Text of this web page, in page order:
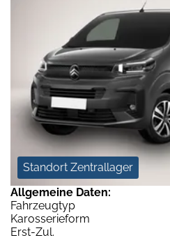
Standort Zentrallager
Allgemeine Daten:
Fahrzeugtyp
Karosserieform
Erst-Zul.